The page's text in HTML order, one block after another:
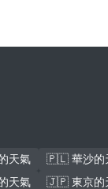
天氣
🇵🇱 華沙的
天氣 🇯🇵 東京的